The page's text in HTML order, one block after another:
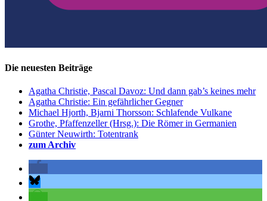
Die neuesten Beiträge
Agatha Christie, Pascal Davoz: Und dann gab’s keines mehr
Agatha Christie: Ein gefährlicher Gegner
Michael Hjorth, Bjarni Thorsson: Schlafende Vulkane
Grothe, Pfaffenzeller (Hrsg.): Die Römer in Germanien
Günter Neuwirth: Totentrank
zum Archiv